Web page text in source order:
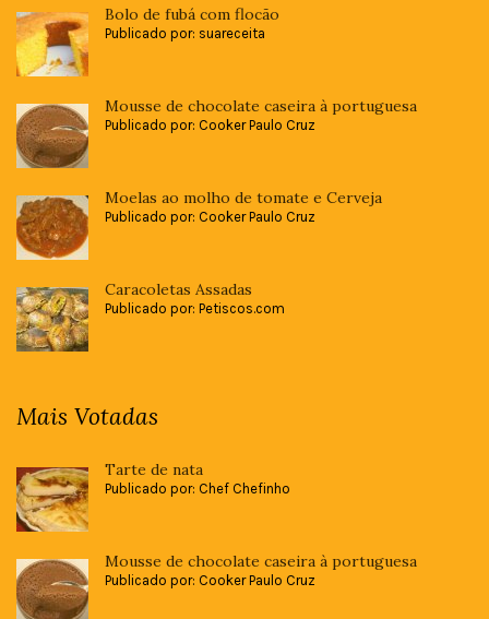
Bolo de fubá com flocão
Publicado por: suareceita
Mousse de chocolate caseira à portuguesa
Publicado por: Cooker Paulo Cruz
Moelas ao molho de tomate e Cerveja
Publicado por: Cooker Paulo Cruz
Caracoletas Assadas
Publicado por: Petiscos.com
Mais Votadas
Tarte de nata
Publicado por: Chef Chefinho
Mousse de chocolate caseira à portuguesa
Publicado por: Cooker Paulo Cruz